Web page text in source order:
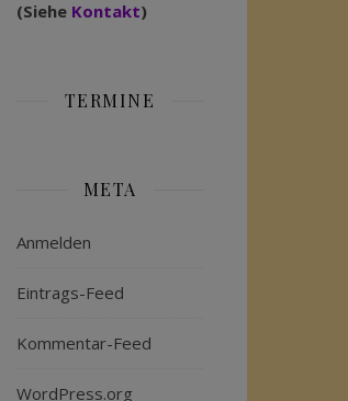
(Siehe Kontakt)
TERMINE
META
Anmelden
Eintrags-Feed
Kommentar-Feed
WordPress.org